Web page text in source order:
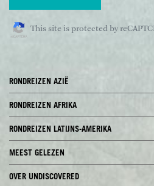
This site is protected by
RONDREIZEN AZIË
RONDREIZEN AFRIKA
RONDREIZEN LATIJNS-AMERIKA
MEEST GELEZEN
OVER UNDISCOVERED